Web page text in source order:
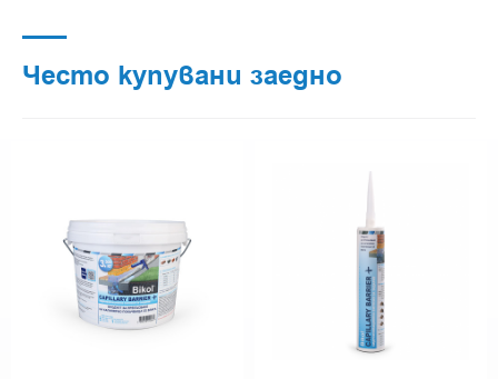
Често купувани заедно